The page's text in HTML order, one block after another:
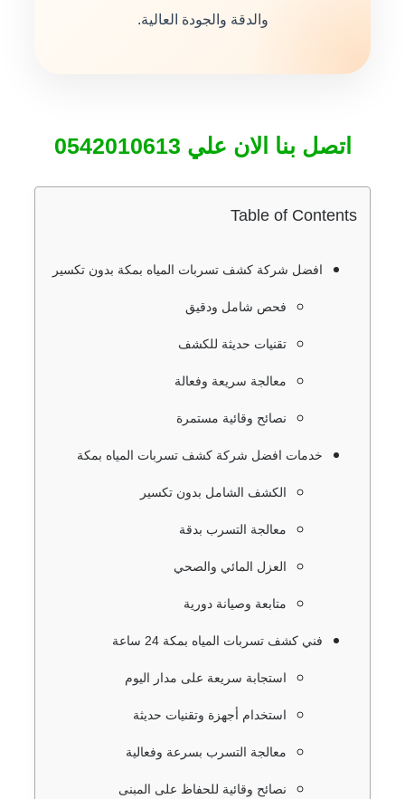
والدقة والجودة العالية.
اتصل بنا الان علي 0542010613
Table of Contents
افضل شركة كشف تسربات المياه بمكة بدون تكسير
فحص شامل ودقيق
تقنيات حديثة للكشف
معالجة سريعة وفعالة
نصائح وقائية مستمرة
خدمات افضل شركة كشف تسربات المياه بمكة
الكشف الشامل بدون تكسير
معالجة التسرب بدقة
العزل المائي والصحي
متابعة وصيانة دورية
فني كشف تسربات المياه بمكة 24 ساعة
استجابة سريعة على مدار اليوم
استخدام أجهزة وتقنيات حديثة
معالجة التسرب بسرعة وفعالية
نصائح وقائية للحفاظ على المبنى